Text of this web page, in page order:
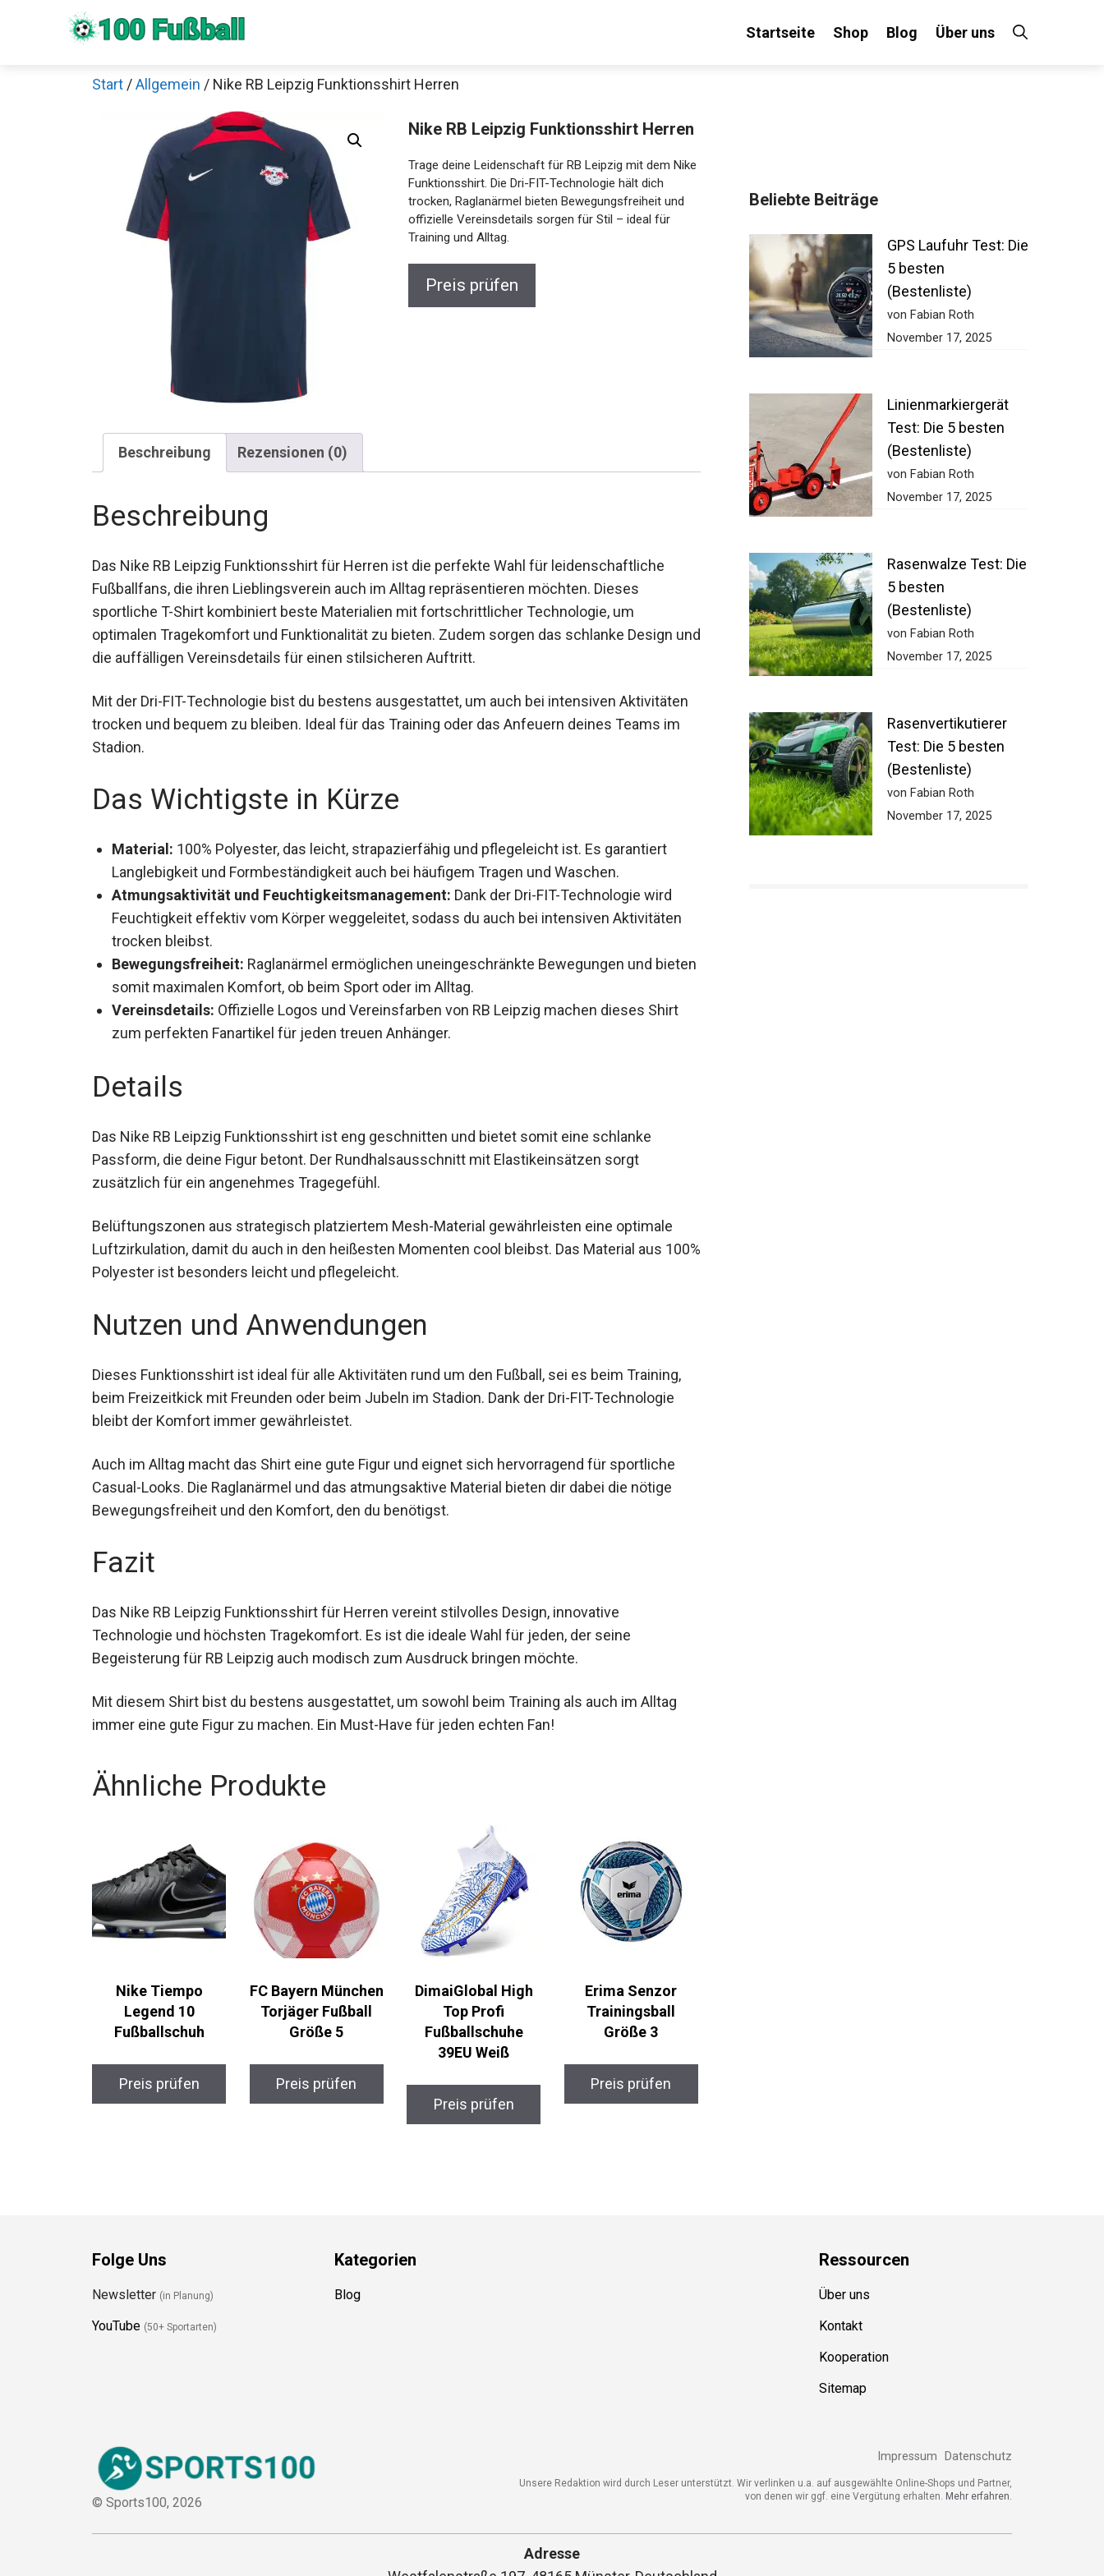
Startseite Shop Blog Über uns
Start /Allgemein / Nike RB Leipzig Funktionsshirt Herren
Nike RB Leipzig Funktionsshirt Herren
Trage deine Leidenschaft für RB Leipzig mit dem
Nike Funktionsshirt. Die Dri-FIT-Technologie hält dich
trocken, Raglanärmel bieten Bewegungsfreiheit und
offizielle Vereinsdetails sorgen für Stil – ideal für
Training und Alltag.
Preis prüfen
Beschreibung Rezensionen (0)
Beschreibung
Das Nike RB Leipzig Funktionsshirt für Herren ist die perfekte Wahl für leidenschaftliche
Fußballfans, die ihren Lieblingsverein auch im Alltag repräsentieren möchten. Dieses
sportliche T-Shirt kombiniert beste Materialien mit fortschrittlicher Technologie, um
optimalen Tragekomfort und Funktionalität zu bieten. Zudem sorgen das schlanke Design
und die auffälligen Vereinsdetails für einen stilsicheren Auftritt.
Mit der Dri-FIT-Technologie bist du bestens ausgestattet, um auch bei intensiven Aktivitäten
trocken und bequem zu bleiben. Ideal für das Training oder das Anfeuern deines Teams im
Stadion.
Das Wichtigste in Kürze
Material: 100% Polyester, das leicht, strapazierfähig und pflegeleicht ist. Es garantiert
Langlebigkeit und Formbeständigkeit auch bei häufigem Tragen und Waschen.
Atmungsaktivität und Feuchtigkeitsmanagement: Dank der Dri-FIT-Technologie wird
Feuchtigkeit effektiv vom Körper weggeleitet, sodass du auch bei intensiven Aktivitäten
trocken bleibst.
Bewegungsfreiheit: Raglanärmel ermöglichen uneingeschränkte Bewegungen und
bieten somit maximalen Komfort, ob beim Sport oder im Alltag.
Vereinsdetails: Offizielle Logos und Vereinsfarben von RB Leipzig machen dieses Shirt
zum perfekten Fanartikel für jeden treuen Anhänger.
Details
Das Nike RB Leipzig Funktionsshirt ist eng geschnitten und bietet somit eine schlanke
Passform, die deine Figur betont. Der Rundhalsausschnitt mit Elastikeinsätzen sorgt
zusätzlich für ein angenehmes Tragegefühl.
Belüftungszonen aus strategisch platziertem Mesh-Material gewährleisten eine optimale
Luftzirkulation, damit du auch in den heißesten Momenten cool bleibst. Das Material aus
100% Polyester ist besonders leicht und pflegeleicht.
Nutzen und Anwendungen
Dieses Funktionsshirt ist ideal für alle Aktivitäten rund um den Fußball, sei es beim Training,
beim Freizeitkick mit Freunden oder beim Jubeln im Stadion. Dank der Dri-FIT-Technologie
bleibt der Komfort immer gewährleistet.
Auch im Alltag macht das Shirt eine gute Figur und eignet sich hervorragend für sportliche
Casual-Looks. Die Raglanärmel und das atmungsaktive Material bieten dir dabei die nötige
Bewegungsfreiheit und den Komfort, den du benötigst.
Fazit
Das Nike RB Leipzig Funktionsshirt für Herren vereint stilvolles Design, innovative
Technologie und höchsten Tragekomfort. Es ist die ideale Wahl für jeden, der seine
Begeisterung für RB Leipzig auch modisch zum Ausdruck bringen möchte.
Mit diesem Shirt bist du bestens ausgestattet, um sowohl beim Training als auch im Alltag
immer eine gute Figur zu machen. Ein Must-Have für jeden echten Fan!
Ähnliche Produkte
Nike Tiempo
Legend 10
Fußballschuh
Preis prüfen
FC Bayern
München Torjäger
Fußball Größe 5
Preis prüfen
DimaiGlobal High
Top Profi
Fußballschuhe
39EU Weiß
Preis prüfen
Erima Senzor
Trainingsball
Größe 3
Preis prüfen
Beliebte Beiträge
GPS Laufuhr Test:
Die 5 besten
(Bestenliste)
von Fabian Roth
November 17, 2025
Linienmarkiergerät
Test: Die 5 besten
(Bestenliste)
von Fabian Roth
November 17, 2025
Rasenwalze Test:
Die 5 besten
(Bestenliste)
von Fabian Roth
November 17, 2025
Rasenvertikutierer
Test: Die 5 besten
(Bestenliste)
von Fabian Roth
November 17, 2025
Folge Uns
Newsletter(in Planung)
YouTube (50+ Sportarten)
Kategorien
Blog
Ressourcen
Über uns
Kontakt
Kooperation
Sitemap
© Sports100, 2026
Impressum Datenschutz
Unsere Redaktion wird durch Leser unterstützt. Wir verlinken u.a. auf ausgewählte Online-Shops und Partner,
von denen wir ggf. eine Vergütung erhalten.
Mehr erfahren.
Adresse
Westfalenstraße 197, 48165 Münster, Deutschland
Jetzt anschauen